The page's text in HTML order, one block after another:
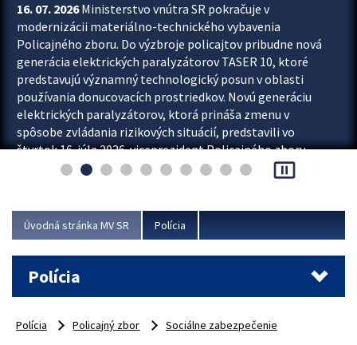
16. 07. 2026Ministerstvo vnútra SR pokračuje v
modernizácii materiálno-technického vybavenia
Policajného zboru. Do výzbroje policajtov pribudne nová
generácia elektrických paralyzátorov TASER 10, ktoré
predstavujú významný technologický posun v oblasti
používania donucovacích prostriedkov. Novú generáciu
elektrických paralyzátorov, ktorá prináša zmenu v
spôsobe zvládania rizikových situácií, predstavili vo
štvrtok 16. júla 2026 viceprezident Policajného zboru
Rastislav Polakovič a riaditeľ odboru výcviku...
pause_presentation
Úvodná stránka MV SR Polícia
Polícia
Polícia Policajný zbor
Sociálne zabezpečenie